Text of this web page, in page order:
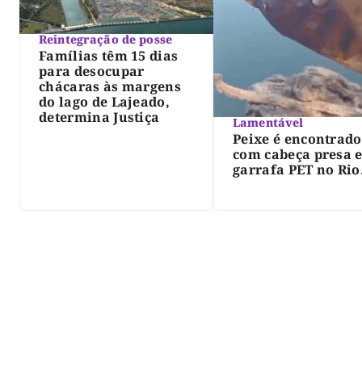
Reintegração de posse
Famílias têm 15 dias
para desocupar
chácaras às margens
do lago de Lajeado,
determina Justiça
Lamentável
Peixe é encontrado
com cabeça presa
garrafa PET no Rio